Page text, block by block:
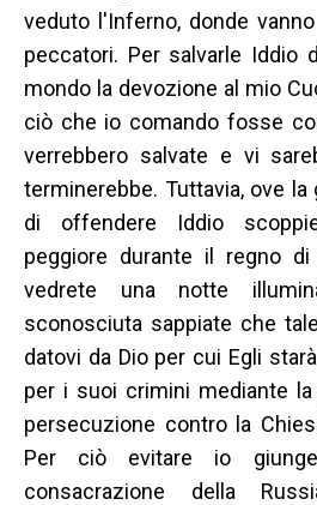
veduto l'Inferno, donde
peccatori. Per salvarle Iddio
mondo la devozione al mio
ciò che io comando fosse
verrebbero salvate e vi
terminerebbe. Tuttavia, ove
di offendere Iddio
peggiore durante il regno
vedrete una notte
sconosciuta sappiate che
datovi da Dio per cui Egli
per i suoi crimini mediante
persecuzione contro la
Per ciò evitare io
consacrazione della